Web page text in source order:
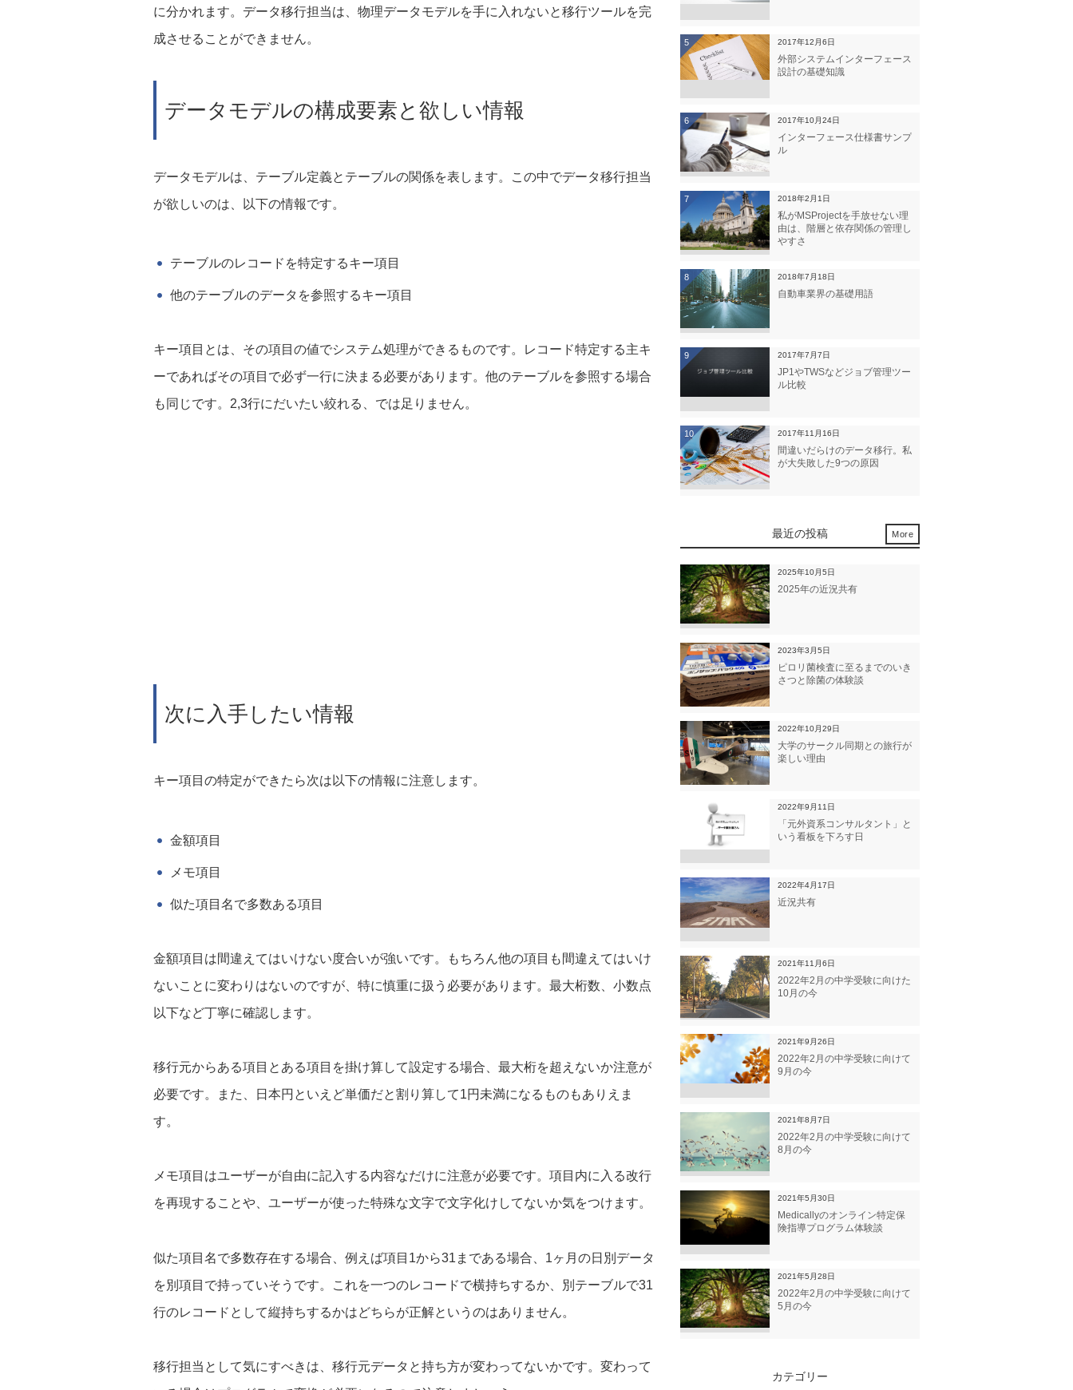
に分かれます。データ移行担当は、物理データモデルを手に入れないと移行ツールを完
成させることができません。
データモデルの構成要素と欲しい情報
データモデルは、テーブル定義とテーブルの関係を表します。この中でデータ移行担当
が欲しいのは、以下の情報です。
テーブルのレコードを特定するキー項目
他のテーブルのデータを参照するキー項目
キー項目とは、その項目の値でシステム処理ができるものです。レコード特定する主キ
ーであればその項目で必ず一行に決まる必要があります。他のテーブルを参照する場合
も同じです。2,3行にだいたい絞れる、では足りません。
次に入手したい情報
キー項目の特定ができたら次は以下の情報に注意します。
金額項目
メモ項目
似た項目名で多数ある項目
金額項目は間違えてはいけない度合いが強いです。もちろん他の項目も間違えてはいけ
ないことに変わりはないのですが、特に慎重に扱う必要があります。最大桁数、小数点
以下など丁寧に確認します。
移行元からある項目とある項目を掛け算して設定する場合、最大桁を超えないか注意が
必要です。また、日本円といえど単価だと割り算して1円未満になるものもありえま
す。
メモ項目はユーザーが自由に記入する内容なだけに注意が必要です。項目内に入る改行
を再現することや、ユーザーが使った特殊な文字で文字化けしてないか気をつけます。
似た項目名で多数存在する場合、例えば項目1から31まである場合、1ヶ月の日別データ
を別項目で持っていそうです。これを一つのレコードで横持ちするか、別テーブルで31
行のレコードとして縦持ちするかはどちらが正解というのはありません。
移行担当として気にすべきは、移行元データと持ち方が変わってないかです。変わって
5 2017年12月6日
外部システムインターフェース
設計の基礎知識
6 2017年10月24日
インターフェース仕様書サンプ
ル
7 2018年2月1日
私がMSProjectを手放せない理
由は、階層と依存関係の管理し
やすさ
8 2018年7月18日
自動車業界の基礎用語
9 2017年7月7日
JP1やTWSなどジョブ管理ツー
ル比較
10 2017年11月16日
間違いだらけのデータ移行。私
が大失敗した9つの原因
最近の投稿
2025年10月5日
2025年の近況共有
2023年3月5日
ピロリ菌検査に至るまでのいき
さつと除菌の体験談
2022年10月29日
大学のサークル同期との旅行が
楽しい理由
2022年9月11日
「元外資系コンサルタント」と
いう看板を下ろす日
2022年4月17日
近況共有
2021年11月6日
2022年2月の中学受験に向けた
10月の今
2021年9月26日
2022年2月の中学受験に向けて
9月の今
2021年8月7日
2022年2月の中学受験に向けて
8月の今
2021年5月30日
Medicallyのオンライン特定保
険指導プログラム体験談
2021年5月28日
2022年2月の中学受験に向けて
5月の今
More
カテゴリー